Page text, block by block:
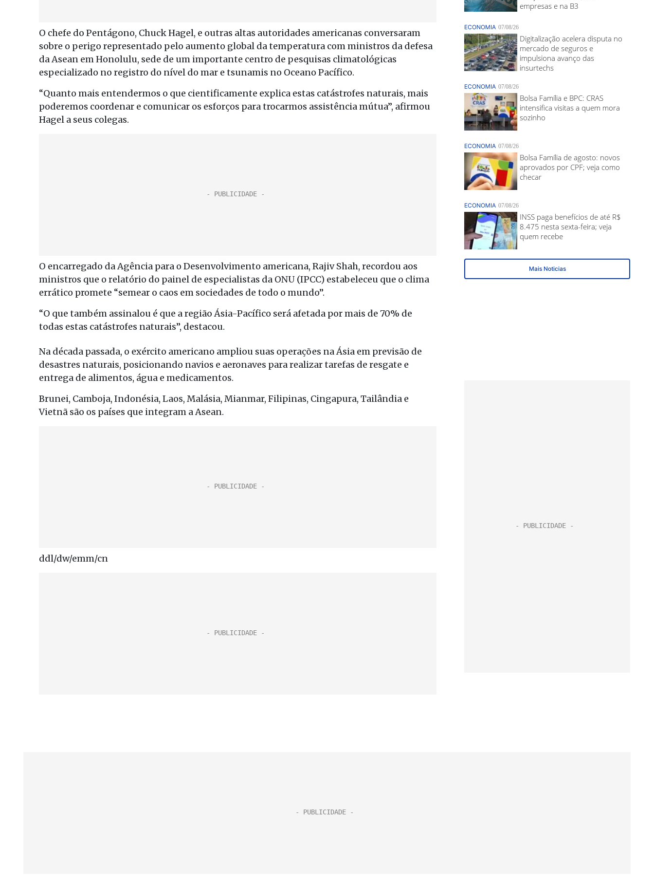
O chefe do Pentágono, Chuck Hagel, e outras altas autoridades americanas conversaram
sobre o perigo representado pelo aumento global da temperatura com ministros da defesa
da Asean em Honolulu, sede de um importante centro de pesquisas climatológicas
especializado no registro do nível do mar e tsunamis no Oceano Pacífico.
“Quanto mais entendermos o que cientificamente explica estas catástrofes naturais, mais
poderemos coordenar e comunicar os esforços para trocarmos assistência mútua”, afirmou
Hagel a seus colegas.
O encarregado da Agência para o Desenvolvimento americana, Rajiv Shah, recordou aos
ministros que o relatório do painel de especialistas da ONU (IPCC) estabeleceu que o clima
errático promete “semear o caos em sociedades de todo o mundo”.
“O que também assinalou é que a região Ásia-Pacífico será afetada por mais de 70% de
todas estas catástrofes naturais”, destacou.
Na década passada, o exército americano ampliou suas operações na Ásia em previsão de
desastres naturais, posicionando navios e aeronaves para realizar tarefas de resgate e
entrega de alimentos, água e medicamentos.
Brunei, Camboja, Indonésia, Laos, Malásia, Mianmar, Filipinas, Cingapura, Tailândia e
Vietnã são os países que integram a Asean.
ddl/dw/emm/cn